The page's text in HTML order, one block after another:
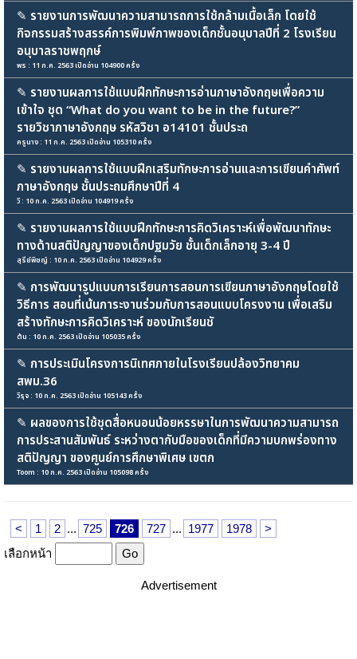
✎ รายงานการพัฒนาความสามารถการใช้กล้ามเนื้อเล็ก โดยใช้
กิจกรรมสร้างสรรค์การพิมพ์ภาพของเด็กชั้นอนุบาลปีที่ 2 โรงเรียน
อนุบาลราชพฤกษ์
พร : 11 ก.ค. 2563 เปิดอ่าน 104900 ครั้ง
✎ รายงานผลการใช้แบบฝึกทักษะการอ่านภาษาอังกฤษเพื่อความ
เข้าใจ ชุด “What do you want to be in the future?”
รายวิชาภาษาอังกฤษ รหัสวิชา อ14101 ชั้นประถ
ครูนาง : 11 ก.ค. 2563 เปิดอ่าน 105310 ครั้ง
✎ รายงานผลการใช้แบบฝึกเสริมทักษะการอ่านและการเขียนคำศัพท์
ภาษาอังกฤษ ชั้นประถมศึกษาปีที่ 4
วิ : 10 ก.ค. 2563 เปิดอ่าน 104919 ครั้ง
✎ รายงานผลการใช้แบบฝึกทักษะการคิดวิเคราะห์เพื่อพัฒนาทักษะ
ทางด้านสติปัญญาของเด็กปฐมวัย ชั้นเด็กเล็กอายุ 3-4 ปี
สุรีย์พิชญ์ : 10 ก.ค. 2563 เปิดอ่าน 104929 ครั้ง
✎ การพัฒนารูปแบบการเรียนการสอนการเขียนภาษาอังกฤษโดยใช้
วิธีการ สอนที่เน้นภาระงานร่วมกับการสอนแบบโครงงาน เพื่อเสริม
สร้างทักษะการคิดวิเคราะห์ ของนักเรียนชั
ต้น : 10 ก.ค. 2563 เปิดอ่าน 105035 ครั้ง
✎ การประเมินโครงการนิเทศภายในโรงเรียนปล้องวิทยาคม
สพม.36
วิรุจ : 10 ก.ค. 2563 เปิดอ่าน 105143 ครั้ง
✎ ผลของการใช้ชุดสื่อหนอนน้อยหรรษาในการพัฒนาความสามารถ
การประสานสัมพันธ์ ระหว่างตากับมือของเด็กที่มีความบกพร่องทาง
สติปัญญา ของศูนย์การศึกษาพิเศษ เขตก
Toom : 10 ก.ค. 2563 เปิดอ่าน 105098 ครั้ง
< 1 2 ... 725 726 727 ... 1977 1978
>
เลือกหน้า
Advertisement